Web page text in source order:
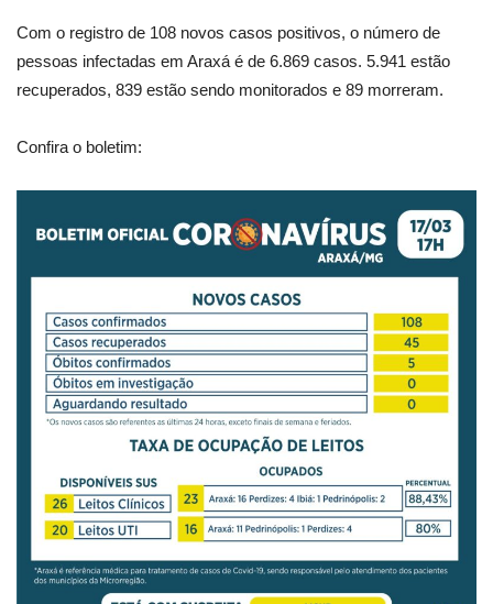
Com o registro de 108 novos casos positivos, o número de
pessoas infectadas em Araxá é de 6.869 casos. 5.941 estão
recuperados, 839 estão sendo monitorados e 89 morreram.
Confira o boletim: